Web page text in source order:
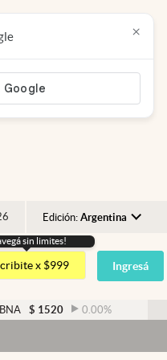
Edición: Argentina
Argentina
España
USA
sin limites!
x $999 Ingresá
0.00%
×